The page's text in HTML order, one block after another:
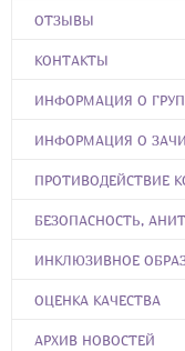
ОТЗЫВЫ
КОНТАКТЫ
ИНФОРМАЦИЯ О
ИНФОРМАЦИЯ О
ПРОТИВОДЕЙСТВИЕ
БЕЗОПАСНОСТЬ,
ИНКЛЮЗИВНОЕ
ОЦЕНКА КАЧЕСТВА
АРХИВ НОВОСТЕЙ